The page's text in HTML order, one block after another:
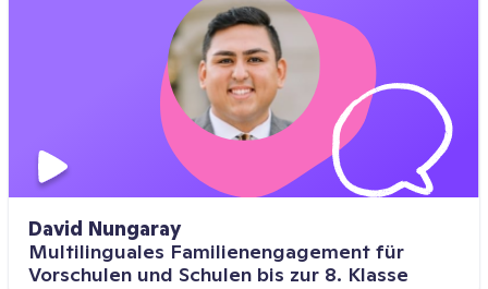
David Nungaray
Multilinguales Familienengagement für
Vorschulen und Schulen bis zur 8. Klasse